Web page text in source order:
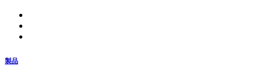
製品